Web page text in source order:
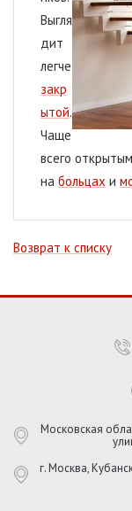
Выгля
дит
легче
закр
ытой.
Чаще
всего
на больцах и
Возврат к списку
Московская
г. Москва,